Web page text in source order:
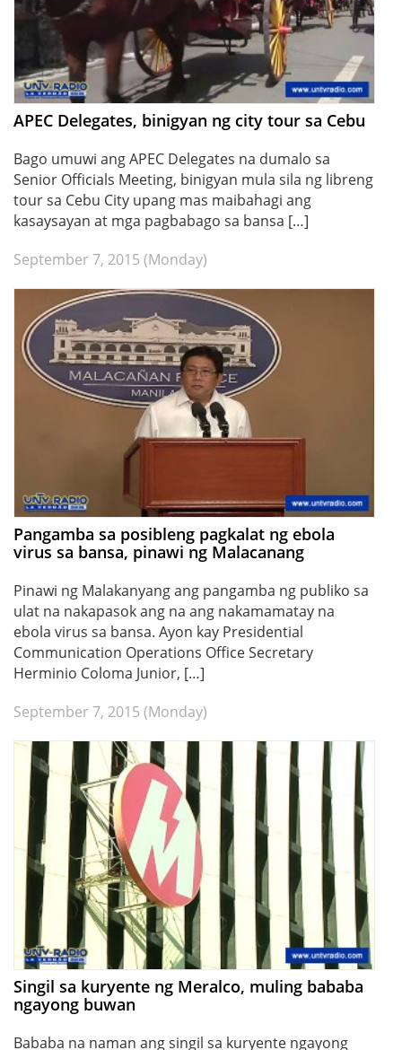
APEC Delegates, binigyan ng city tour sa Cebu
Bago umuwi ang APEC Delegates na dumalo sa
Senior Officials Meeting, binigyan mula sila ng libreng
tour sa Cebu City upang mas maibahagi ang
kasaysayan at mga pagbabago sa bansa […]
September 7, 2015 (Monday)
Pangamba sa posibleng pagkalat ng ebola
virus sa bansa, pinawi ng Malacanang
Pinawi ng Malakanyang ang pangamba ng publiko sa
ulat na nakapasok ang na ang nakamamatay na
ebola virus sa bansa. Ayon kay Presidential
Communication Operations Office Secretary
Herminio Coloma Junior, […]
September 7, 2015 (Monday)
Singil sa kuryente ng Meralco, muling bababa
ngayong buwan
Bababa na naman ang singil sa kuryente ngayong